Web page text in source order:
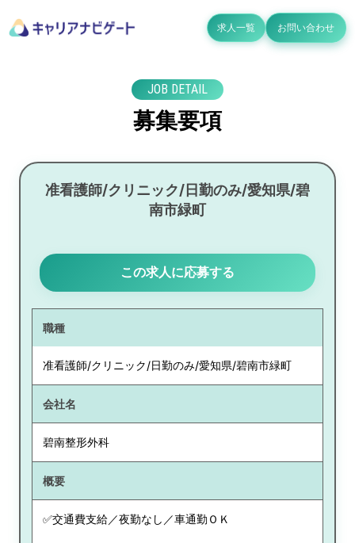
求人一覧 お問い合わせ
JOB DETAIL
募集要項
准看護師/クリニック/日勤のみ/愛知県/碧
南市緑町
この求人に応募する
職種
准看護師/クリニック/日勤のみ/愛知県/碧南市緑町
会社名
碧南整形外科
概要
✅交通費支給／夜勤なし／車通勤ＯＫ